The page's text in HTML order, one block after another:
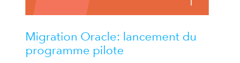
Migration Oracle: lancement du
programme pilote